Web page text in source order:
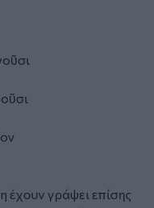
έχουν γράψει επίσης